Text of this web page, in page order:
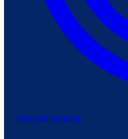
Terugbelverzoek